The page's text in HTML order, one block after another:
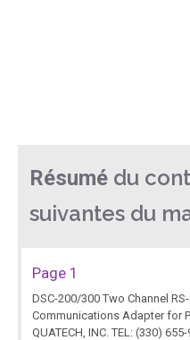
Résumé du
suivantes du
Page 1
DSC-200/300 Two Channel
Communications Adapter for
QUATECH, INC. TEL: (330)